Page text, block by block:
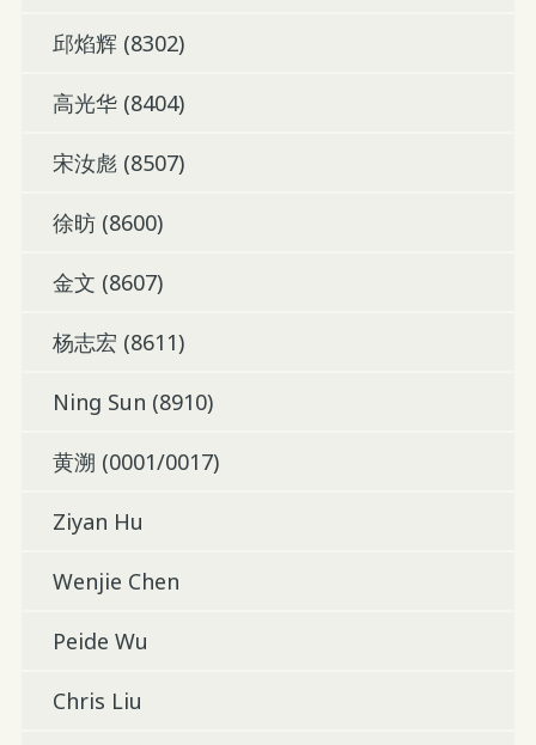
邱焰辉 (8302)
高光华 (8404)
宋汝彪 (8507)
徐昉 (8600)
金文 (8607)
杨志宏 (8611)
Ning Sun (8910)
黄溯 (0001/0017)
Ziyan Hu
Wenjie Chen
Peide Wu
Chris Liu